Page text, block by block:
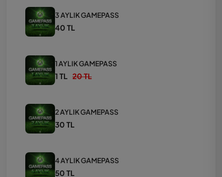
3 AYLIK GAMEPASS
40 TL
1 AYLIK GAMEPASS
1 TL 20 TL
2 AYLIK GAMEPASS
30 TL
4 AYLIK GAMEPASS
50 TL